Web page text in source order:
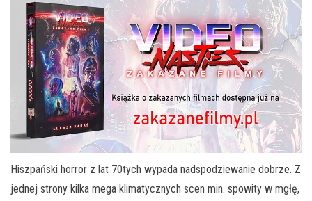
Hiszpański horror z lat 70tych wypada nadspodziewanie dobrze. Z
jednej strony kilka mega klimatycznych scen min. spowity w mgłę,